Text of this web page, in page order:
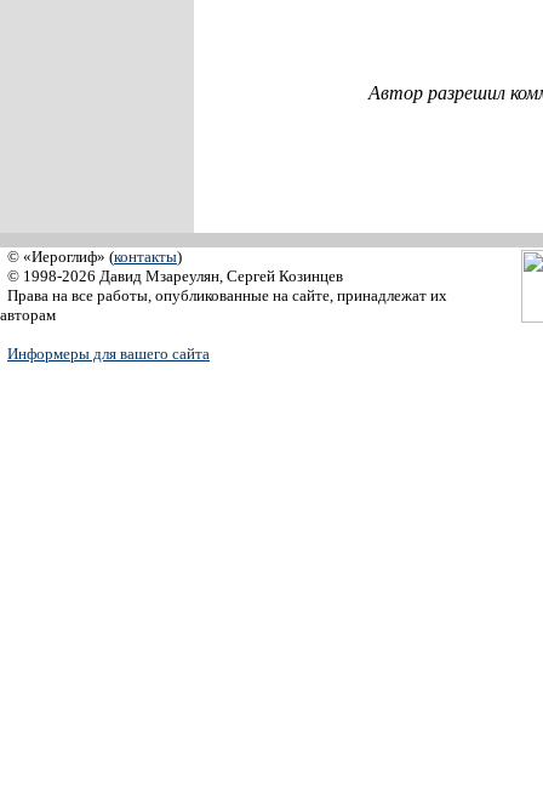
Автор разрешил
© «Иероглиф» (контакты)
© 1998-2026 Давид Мзареулян, Сергей Козинцев
Права на все работы, опубликованные на сайте, принадлежат их
авторам
Информеры для вашего сайта